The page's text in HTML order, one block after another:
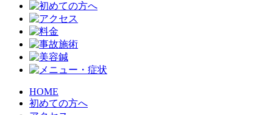
HOME
初めての方へ